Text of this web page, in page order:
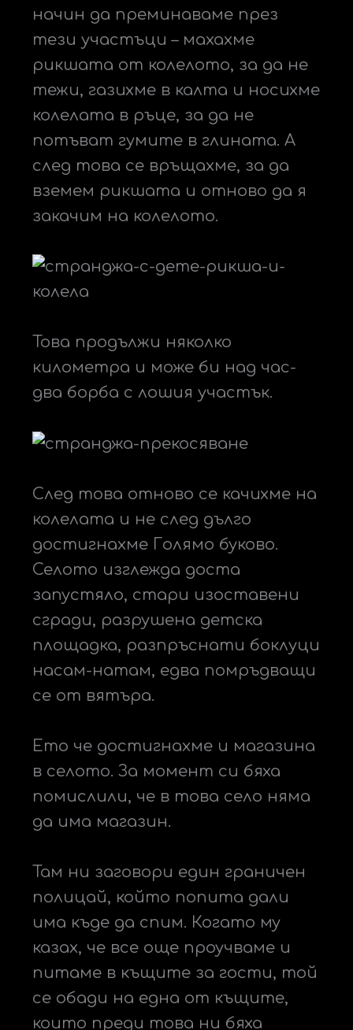
начин да преминаваме през
тези участъци – махахме
рикшата от колелото, за да не
тежи, газихме в калта и носихме
колелата в ръце, за да не
потъват гумите в глината. А
след това се връщахме, за да
вземем рикшата и отново да я
закачим на колелото.
Това продължи няколко
километра и може би над час-
два борба с лошия участък.
След това отново се качихме на
колелата и не след дълго
достигнахме Голямо буково.
Селото изглежда доста
запустяло, стари изоставени
сгради, разрушена детска
площадка, разпръснати боклуци
насам-натам, едва помръдващи
се от вятъра.
Ето че достигнахме и магазина
в селото. За момент си бяха
помислили, че в това село няма
да има магазин.
Там ни заговори един граничен
полицай, който попита дали
има къде да спим. Когато му
казах, че все още проучваме и
питаме в къщите за гости, той
се обади на една от къщите,
които преди това ни бяха